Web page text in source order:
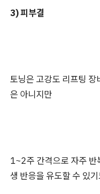
3) 피부결
토닝은 고강도 리프팅
은 아니지만
1~2주 간격으로 자주 반
생 반응을 유도할 수 있